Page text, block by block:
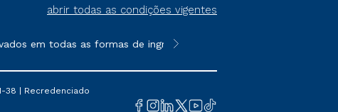
abrir todas as condições vigentes
em todas as formas de ingresso, exceto na prova on-line ou
**Semipresencial é um formato do
38 | Recredenciado